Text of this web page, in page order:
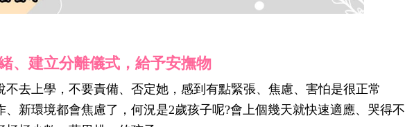
、建立分離儀式，給予安撫物
不去上學，不要責備、否定她，感到有點緊張、焦慮、害怕是很正常
、新環境都會焦慮了，何況是2歲孩子呢?會上個幾天就快速適應、哭得不